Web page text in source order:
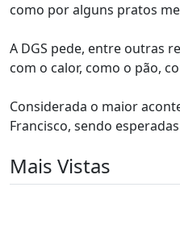
como por alguns pratos
A DGS pede, entre outras
com o calor, como o pão,
Considerada o maior
Francisco, sendo
Mais Vistas